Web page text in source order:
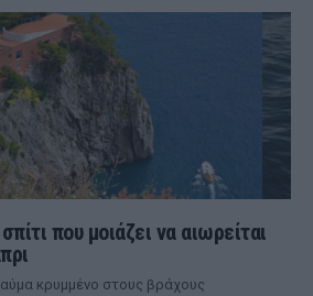
που μοιάζει να αιωρείται
κρυμμένο στους βράχους